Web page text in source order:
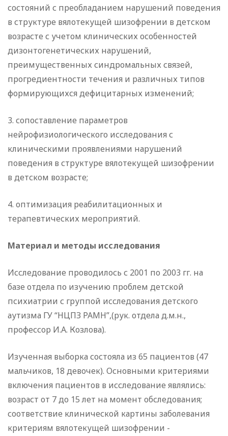
состояний с преобладанием нарушений поведения
в структуре вялотекущей шизофрении в детском
возрасте с учетом клинических особенностей
дизонтогенетических нарушений,
преимущественных синдромальных связей,
прогредиентности течения и различных типов
формирующихся дефицитарных изменений;
3. сопоставление параметров
нейрофизиологического исследования с
клиническими проявлениями нарушений
поведения в структуре вялотекущей шизофрении
в детском возрасте;
4. оптимизация реабилитационных и
терапевтических мероприятий.
Материал и методы исследования
Исследование проводилось с 2001 по 2003 гг. на
базе отдела по изучению проблем детской
психиатрии с группой исследования детского
аутизма ГУ “НЦПЗ РАМН”,(рук. отдела д.м.н.,
профессор И.А. Козлова).
Изученная выборка состояла из 65 пациентов (47
мальчиков, 18 девочек). Основными критериями
включения пациентов в исследование являлись:
возраст от 7 до 15 лет на момент обследования;
соответствие клинической картины заболевания
критериям вялотекущей шизофрении -